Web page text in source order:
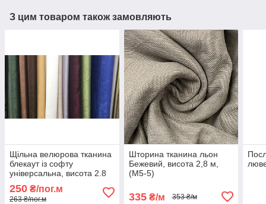
З цим товаром також замовляють
Щільна велюрова тканина
блекаут із софту
універсальна, висота 2.8
250 ₴/пог.м
263 ₴/пог.м
Шторина тканина льон
Бежевий, висота 2,8 м,
(M5-5)
335₴/м 353 ₴/м